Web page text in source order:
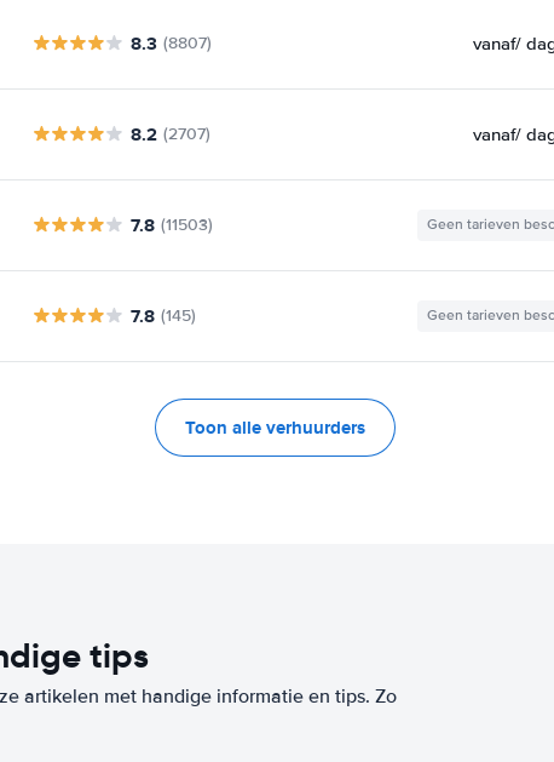
8.3 (8807) vanaf/
8.2 (2707) vanaf/
7.8 (11503) Geen tarieven
7.8 (145) Geen tarieven
Toon alle verhuurders
tips
artikelen met handige informatie en tips. Zo